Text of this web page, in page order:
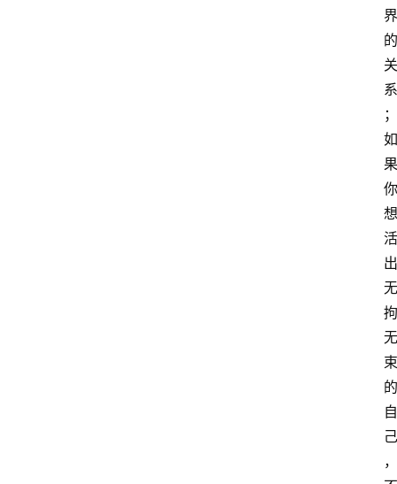
界
的
关
系
；
如
果
你
想
活
出
无
拘
无
束
的
自
己
，